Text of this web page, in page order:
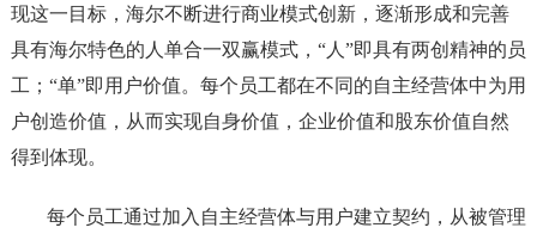
现这一目标，海尔不断进行商业模式创新，逐渐形成和完善
具有海尔特色的人单合一双赢模式，“人”即具有两创精神的员
工；“单”即用户价值。每个员工都在不同的自主经营体中为用
户创造价值，从而实现自身价值，企业价值和股东价值自然
得到体现。
每个员工通过加入自主经营体与用户建立契约，从被管理